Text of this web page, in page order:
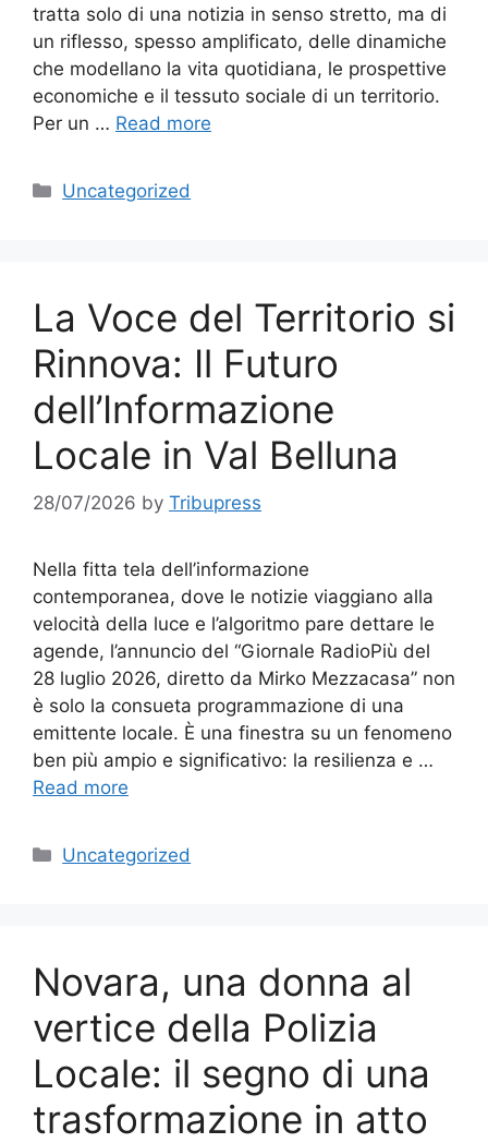
tratta solo di una notizia in senso stretto, ma di
un riflesso, spesso amplificato, delle dinamiche
che modellano la vita quotidiana, le prospettive
economiche e il tessuto sociale di un territorio.
Per un … Read more
Categories
Uncategorized
La Voce del Territorio si
Rinnova: Il Futuro
dell’Informazione
Locale in Val Belluna
28/07/2026 by Tribupress
Nella fitta tela dell’informazione
contemporanea, dove le notizie viaggiano alla
velocità della luce e l’algoritmo pare dettare le
agende, l’annuncio del “Giornale RadioPiù del
28 luglio 2026, diretto da Mirko Mezzacasa” non
è solo la consueta programmazione di una
emittente locale. È una finestra su un fenomeno
ben più ampio e significativo: la resilienza e …
Read more
Categories
Uncategorized
Novara, una donna al
vertice della Polizia
Locale: il segno di una
trasformazione in atto